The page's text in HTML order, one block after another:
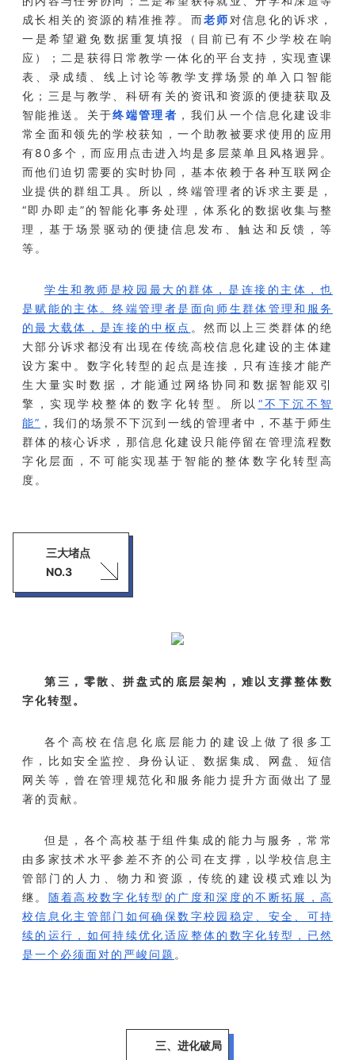
成长相关的资源的精准推荐。而老师 对信息化的诉求，
一是希望避免数据重复填报（目前已有不少学校在响
应）；二是获得日常教学一体化的平台支持，实现查课
表、录成绩、线上讨论等教学支撑场景的单入口智能
化；三是与教学、科研有关的资讯和资源的便捷获取及
智能推送。关于终端管理者 ，我们从一个信息化建设非
常全面和领先的学校获知，一个助教被要求使用的应用
有80多个，而应用点击进入均是多层菜单且风格迥异。
而他们迫切需要的实时协同，基本依赖于各种互联网企
业提供的群组工具。所以，终端管理者的诉求主要是，
“即办即走”的智能化事务处理，体系化的数据收集与整
理，基于场景驱动的便捷信息发布、触达和反馈，等
等。
学生和教师是校园最大的群体，是连接的主体，也
是赋能的主体。终端管理者是面向师生群体管理和服务
的最大载体，是连接的中枢点 。然而以上三类群体的绝
大部分诉求都没有出现在传统高校信息化建设的主体建
设方案中。数字化转型的起点是连接，只有连接才能产
生大量实时数据，才能通过网络协同和数据智能双引
擎，实现学校整体的数字化转型。所以 “不下沉不智
能” ，我们的场景不下沉到一线的管理者中，不基于师生
群体的核心诉求，那信息化建设只能停留在管理流程数
字化层面，不可能实现基于智能的整体数字化转型高
度。
三大堵点
NO.3
第三，零散、拼盘式的底层架构，难以支撑整体数
字化转型。
各个高校在信息化底层能力的建设上做了很多工
作，比如安全监控、身份认证、数据集成、网盘、短信
网关等，曾在管理规范化和服务能力提升方面做出了显
著的贡献。
但是，各个高校基于组件集成的能力与服务，常常
由多家技术水平参差不齐的公司在支撑，以学校信息主
管部门的人力、物力和资源，传统的建设模式难以为
继。 随着高校数字化转型的广度和深度的不断拓展，高
校信息化主管部门如何确保数字校园稳定、安全、可持
续的运行，如何持续优化适应整体的数字化转型，已然
是一个必须面对的严峻问题 。
三、进化破局